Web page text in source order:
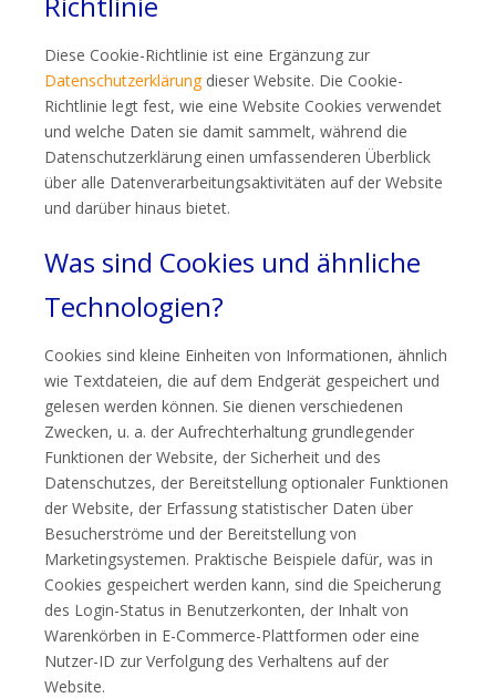
Diese Cookie-Richtlinie ist eine Ergänzung zur
Datenschutzerklärungdieser Website. Die Cookie-
Richtlinie legt fest, wie eine Website Cookies verwendet
und welche Daten sie damit sammelt, während die
Datenschutzerklärung einen umfassenderen Überblick
über alle Datenverarbeitungsaktivitäten auf der Website
und darüber hinaus bietet.
Was sind Cookies und ähnliche
Technologien?
Cookies sind kleine Einheiten von Informationen, ähnlich
wie Textdateien, die auf dem Endgerät gespeichert und
gelesen werden können. Sie dienen verschiedenen
Zwecken, u. a. der Aufrechterhaltung grundlegender
Funktionen der Website, der Sicherheit und des
Datenschutzes, der Bereitstellung optionaler Funktionen
der Website, der Erfassung statistischer Daten über
Besucherströme und der Bereitstellung von
Marketingsystemen. Praktische Beispiele dafür, was in
Cookies gespeichert werden kann, sind die Speicherung
des Login-Status in Benutzerkonten, der Inhalt von
Warenkörben in E-Commerce-Plattformen oder eine
Nutzer-ID zur Verfolgung des Verhaltens auf der
Website.